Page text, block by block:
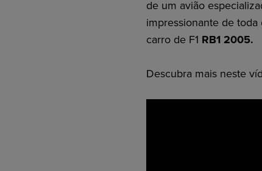
de um avião
impressionante de
carro de F1 RB1 2005.
Descubra mais neste